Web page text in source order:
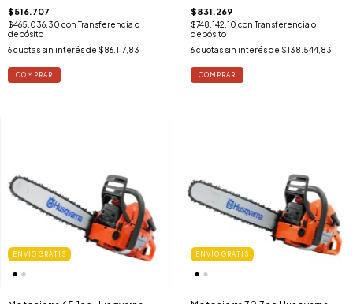
$516.707
$465.036,30 con Transferencia o
depósito
6cuotas sin interés de $86.117,83
$831.269
$748.142,10 con Transferencia o
depósito
6 cuotas sin interés de $138.544,83
ENVÍO GRATIS ENVÍO GRATIS